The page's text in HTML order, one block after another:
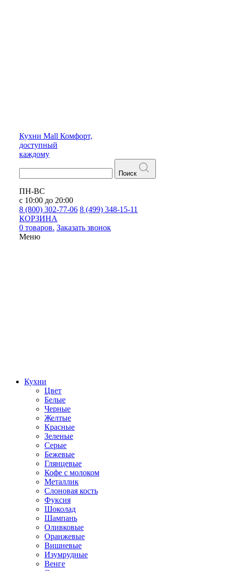
Кухни Mall Комфорт,
доступный
каждому
Поиск
ПН-ВС
с 10:00 до 20:00
8 (800) 302-77-06 8 (499) 348-15-11
КОРЗИНА
0 товаров. Заказать звонок
Меню
Кухни
Цвет
Белые
Черные
Желтые
Красные
Зеленые
Серые
Бежевые
Глянцевые
Кофе с молоком
Металлик
Слоновая кость
Фуксия
Шоколад
Шампань
Оливковые
Оранжевые
Вишневые
Изумрудные
Венге